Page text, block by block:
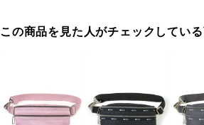
この商品を見た人がチェックしてい